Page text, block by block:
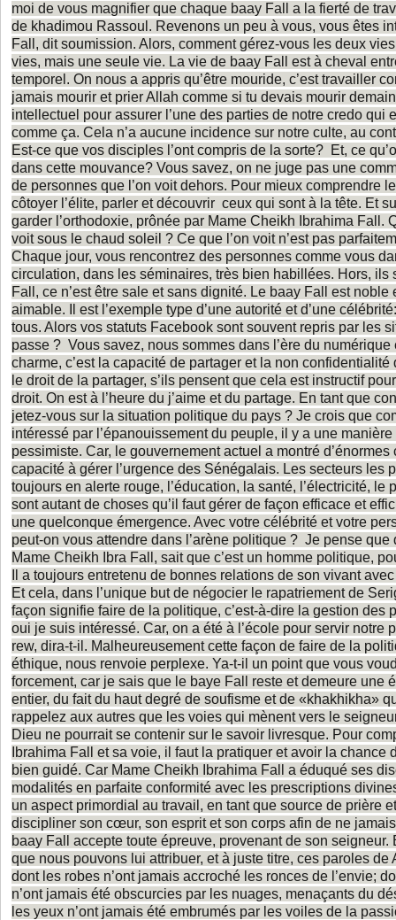
moi de vous magnifier que chaque baay Fall a la fierté de
de khadimou Rassoul. Revenons un peu à vous, vous êtes
Fall, dit soumission. Alors, comment gérez-vous les deux
vies, mais une seule vie. La vie de baay Fall est à cheval
temporel. On nous a appris qu’être mouride, c’est travailler
jamais mourir et prier Allah comme si tu devais mourir
intellectuel pour assurer l’une des parties de notre credo qui
comme ça. Cela n’a aucune incidence sur notre culte, au
Est-ce que vos disciples l’ont compris de la sorte? Et, ce
dans cette mouvance? Vous savez, on ne juge pas une
de personnes que l’on voit dehors. Pour mieux comprendre
côtoyer l’élite, parler et découvrir ceux qui sont à la tête. Et
garder l’orthodoxie, prônée par Mame Cheikh Ibrahima Fall.
voit sous le chaud soleil ? Ce que l’on voit n’est pas
Chaque jour, vous rencontrez des personnes comme vous
circulation, dans les séminaires, très bien habillées. Hors, ils
Fall, ce n’est être sale et sans dignité. Le baay Fall est noble
aimable. Il est l’exemple type d’une autorité et d’une
tous. Alors vos statuts Facebook sont souvent repris par les
passe ? Vous savez, nous sommes dans l’ère du numérique
charme, c’est la capacité de partager et la non
le droit de la partager, s’ils pensent que cela est instructif
droit. On est à l’heure du j’aime et du partage. En tant que
jetez-vous sur la situation politique du pays ? Je crois que
intéressé par l’épanouissement du peuple, il y a une
pessimiste. Car, le gouvernement actuel a montré
capacité à gérer l’urgence des Sénégalais. Les secteurs les
toujours en alerte rouge, l’éducation, la santé, l’électricité, le
sont autant de choses qu’il faut gérer de façon efficace et
une quelconque émergence. Avec votre célébrité et votre
peut-on vous attendre dans l’arène politique ? Je pense que
Mame Cheikh Ibra Fall, sait que c’est un homme politique,
Il a toujours entretenu de bonnes relations de son vivant
Et cela, dans l’unique but de négocier le rapatriement de
façon signifie faire de la politique, c’est-à-dire la gestion des
oui je suis intéressé. Car, on a été à l’école pour servir notre
rew, dira-t-il. Malheureusement cette façon de faire de la
éthique, nous renvoie perplexe. Ya-t-il un point que vous
forcement, car je sais que le baye Fall reste et demeure une
entier, du fait du haut degré de soufisme et de «khakhikha»
rappelez aux autres que les voies qui mènent vers le
Dieu ne pourrait se contenir sur le savoir livresque. Pour
Ibrahima Fall et sa voie, il faut la pratiquer et avoir la chance
bien guidé. Car Mame Cheikh Ibrahima Fall a éduqué ses
modalités en parfaite conformité avec les prescriptions
un aspect primordial au travail, en tant que source de prière
discipliner son cœur, son esprit et son corps afin de ne
baay Fall accepte toute épreuve, provenant de son seigneur.
que nous pouvons lui attribuer, et à juste titre, ces paroles de
dont les robes n’ont jamais accroché les ronces de l’envie;
n’ont jamais été obscurcies par les nuages, menaçants du
les yeux n’ont jamais été embrumés par les voiles de la